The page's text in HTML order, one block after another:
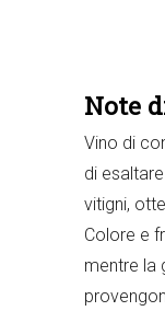
Note
Vino di
di
vitigni,
Colore e
mentre la